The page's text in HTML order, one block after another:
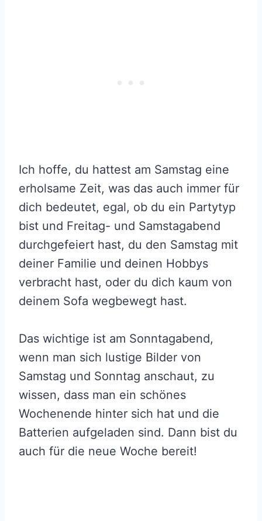
Ich hoffe, du hattest am Samstag eine
erholsame Zeit, was das auch immer für
dich bedeutet, egal, ob du ein Partytyp
bist und Freitag- und Samstagabend
durchgefeiert hast, du den Samstag mit
deiner Familie und deinen Hobbys
verbracht hast, oder du dich kaum von
deinem Sofa wegbewegt hast.
Das wichtige ist am Sonntagabend,
wenn man sich lustige Bilder von
Samstag und Sonntag anschaut, zu
wissen, dass man ein schönes
Wochenende hinter sich hat und die
Batterien aufgeladen sind. Dann bist du
auch für die neue Woche bereit!